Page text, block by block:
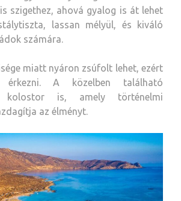
szigethez, ahová gyalog is át lehet
lassan mélyül, és kiváló
számára.
miatt nyáron zsúfolt lehet, ezért
érkezni. A közelben található
kolostor is, amely történelmi
az élményt.